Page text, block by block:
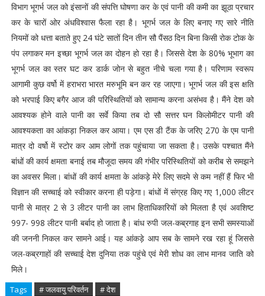
विभाग भूगर्भ जल को इंसानों की संपत्ति घोषणा कर के एवं पानी की कमी का झूठा प्रचार
कर के चारों ओर अंधविश्वास फैला रहा है। भूगर्भ जल के लिए बनाए गए सारे नीति
नियमों को धत्ता बताते हुए 24 घंटे सातों दिन तीन सौ पैंसठ दिन बिना किसी रोक टोक के
पंप लगाकर मन इच्छा भूगर्भ जल का दोहन हो रहा है। जिससे देश के 80% भूभाग का
भूगर्भ जल का स्तर घट कर डार्क जोन से बहुत नीचे चला गया है। परिणाम स्वरूप
आगामी कुछ वर्षो में हराभरा भारत मरुभूमि बन कर रह जाएगा। भूगर्भ जल की इस क्षति
को भरपाई किए बगैर आज की परिस्थितियों को सामान्य करना असंभव है। मैंने देश को
आवश्यक होने वाले पानी का सर्वे किया तब दो सौ सत्तर घन किलोमीटर पानी की
आवश्यकता का आंकड़ा निकल कर आया। एम एस डी टैंक के जरिए 270 के एम पानी
मात्र दो वर्षो में स्टोर कर आम लोगों तक पहुंचाया जा सकता है। उसके पश्चात मैंने
बांधों की कार्य क्षमता बनाई तब मौजूदा समय की गंभीर परिस्थितियों को करीब से समझने
का अवसर मिला। बांधों की कार्य क्षमता के आंकड़े मेरे लिए सदमे से कम नहीं हैं फिर भी
विज्ञान की सच्चाई को स्वीकार करना ही पड़ेगा। बांधों में संग्रह किए गए 1,000 लीटर
पानी से मात्र 2 से 3 लीटर पानी का लाभ हिताधिकारियों को मिलता है एवं अवशिष्ट
997- 998 लीटर पानी बर्बाद हो जाता है। बांध रुपी जल-कब्रगाह इन सभी समस्याओं
की जननी निकल कर सामने आई। यह आंकड़े आप सब के सामने रख रहा हूं जिससे
जल-कब्रगाहों की सच्चाई देश दुनिया तक पहुंचे एवं मेरी शोध का लाभ मानव जाति को
मिले।
Tags # जलवायु परिवर्तन # देश